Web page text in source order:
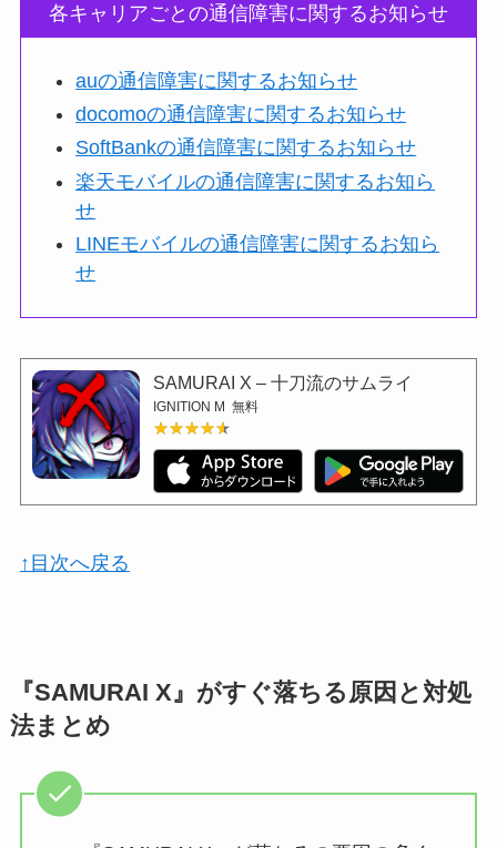
各キャリアごとの通信障害に関するお知らせ
auの通信障害に関するお知らせ
docomoの通信障害に関するお知らせ
SoftBankの通信障害に関するお知らせ
楽天モバイルの通信障害に関するお知ら
せ
LINEモバイルの通信障害に関するお知ら
せ
SAMURAI X – 十刀流のサムライ
IGNITION M 無料
★★★★★
★★★★★
↑目次へ戻る
『SAMURAI X』がすぐ落ちる原因と対処
法まとめ